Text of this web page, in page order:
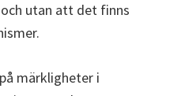
utan att det finns
märkligheter i